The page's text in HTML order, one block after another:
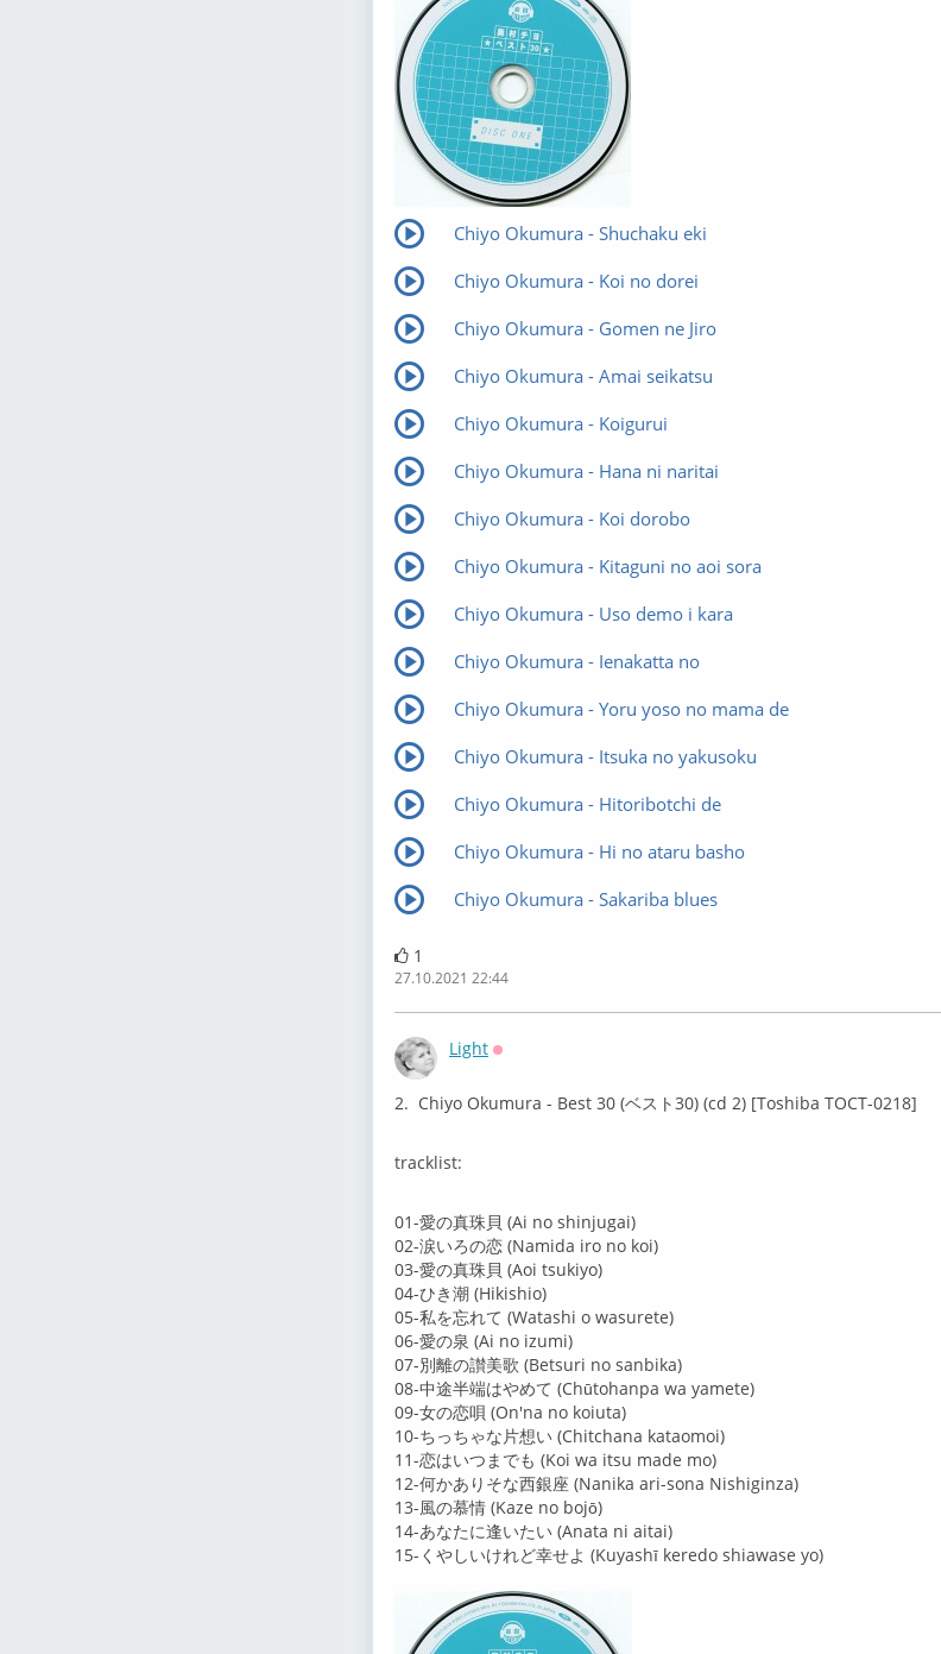
Chiyo Okumura - Shuchaku eki
Chiyo Okumura - Koi no dorei
Chiyo Okumura - Gomen ne Jiro
Chiyo Okumura - Amai seikatsu
Chiyo Okumura - Koigurui
Chiyo Okumura - Hana ni naritai
Chiyo Okumura - Koi dorobo
Chiyo Okumura - Kitaguni no aoi sora
Chiyo Okumura - Uso demo i kara
Chiyo Okumura - Ienakatta no
Chiyo Okumura - Yoru yoso no mama de
Chiyo Okumura - Itsuka no yakusoku
Chiyo Okumura - Hitoribotchi de
Chiyo Okumura - Hi no ataru basho
Chiyo Okumura - Sakariba blues
1
27.10.2021 22:44
Light
2. Chiyo Okumura - Best 30 (ベスト30) (cd 2) [Toshiba TOCT-0218]
tracklist:
01-愛の真珠貝 (Ai no shinjugai)
02-涙いろの恋 (Namida iro no koi)
03-愛の真珠貝 (Aoi tsukiyo)
04-ひき潮 (Hikishio)
05-私を忘れて (Watashi o wasurete)
06-愛の泉 (Ai no izumi)
07-別離の讃美歌 (Betsuri no sanbika)
08-中途半端はやめて (Chūtohanpa wa yamete)
09-女の恋唄 (On'na no koiuta)
10-ちっちゃな片想い (Chitchana kataomoi)
11-恋はいつまでも (Koi wa itsu made mo)
12-何かありそな西銀座 (Nanika ari-sona Nishiginza)
13-風の慕情 (Kaze no bojō)
14-あなたに逢いたい (Anata ni aitai)
15-くやしいけれど幸せよ (Kuyashī keredo shiawase yo)